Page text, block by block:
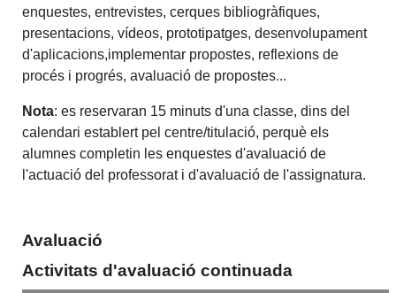
enquestes, entrevistes, cerques bibliogràfiques,
presentacions, vídeos, prototipatges, desenvolupament
d'aplicacions,implementar propostes, reflexions de
procés i progrés, avaluació de propostes...
Nota: es reservaran 15 minuts d'una classe, dins del
calendari establert pel centre/titulació, perquè els
alumnes completin les enquestes d'avaluació de
l'actuació del professorat i d'avaluació de l'assignatura.
Avaluació
Activitats d'avaluació continuada